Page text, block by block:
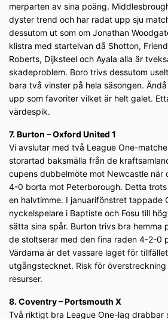
merparten av sina poäng.
dyster trend och har radat upp sju
dessutom ut som om Jonathan
klistra med startelvan då Shotton,
Roberts, Dijksteel och Ayala alla är
skadeproblem. Boro trivs dessutom
bara två vinster på hela säsongen.
upp som favoriter vilket är helt galet.
värdespik.
7. Burton – Oxford United 1
Vi avslutar med två League One-
storartad baksmälla från de
cupens dubbelmöte mot Newcastle när
4-0 borta mot Peterborough. Detta
en halvtimme. I januarifönstret tappade
nyckelspelare i Baptiste och Fosu till
sätta sina spår. Burton trivs bra hemma
de stoltserar med den fina raden 4-2-0
Värdarna är det vassare laget för
utgångstecknet. Risk för
resurser.
8. Coventry – Portsmouth X
Två riktigt bra League One-lag drabbar